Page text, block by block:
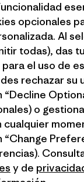
del sector
Programa de
Mapa del
España
los derechos
opcionales
Al
todas), das tu
el uso de
rechazar su
“Decline
o
“Change
y de